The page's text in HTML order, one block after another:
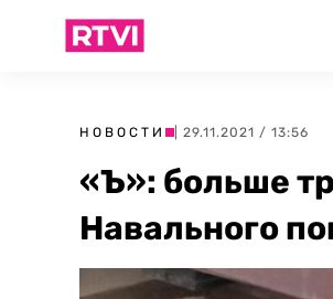
НОВОСТИ | 29.11.2021 / 13:56
«Ъ»: больше
Навального